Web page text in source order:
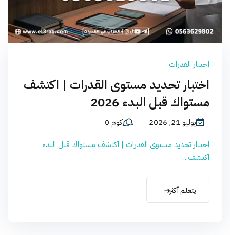
اختبار القدرات
اختبار تحديد مستوى القدرات | اكتشف
مستواك قبل البدء 2026
يوليو 21, 2026
كوم 0
اختبار تحديد مستوى القدرات | اكتشف مستواك قبل البدء
اكتشف...
يتعلم أكثر